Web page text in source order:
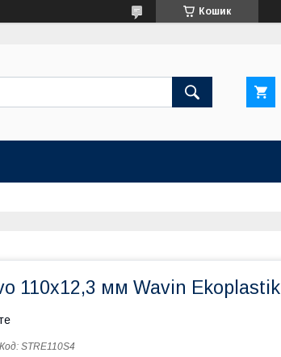
Кошик
110х12,3 мм Wavin Ekoplastik
Код: STRE110S4